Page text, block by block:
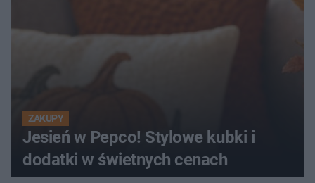
ZAKUPY
Jesień w Pepco! Stylowe kubki i
dodatki w świetnych cenach